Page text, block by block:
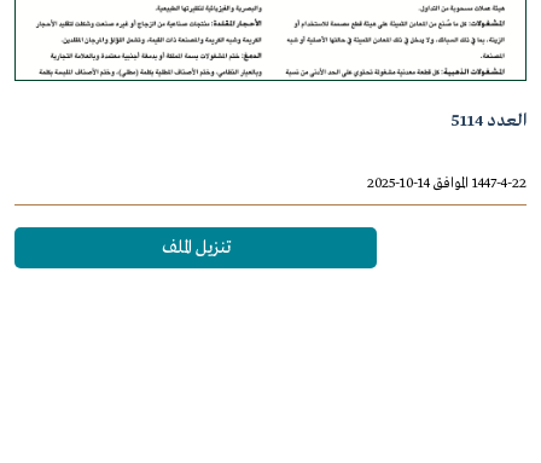
العدد 5114
1447-4-22 الموافق 14-10-2025
تنزيل الملف